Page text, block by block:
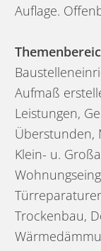
Auflage.
Aufmaß
Leistungen,
Überstunden,
Klein- u.
Trockenbau,